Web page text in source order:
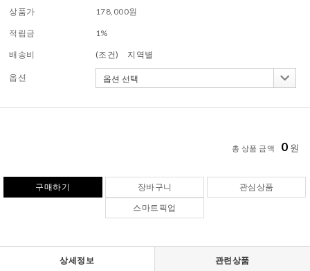
상품가 178,000원
적립금 1%
배송비 (조건) 지역별
옵션
총 상품 금액 0 원
구매하기 장바구니
관심상품
스마트픽업
상세정보 관련상품